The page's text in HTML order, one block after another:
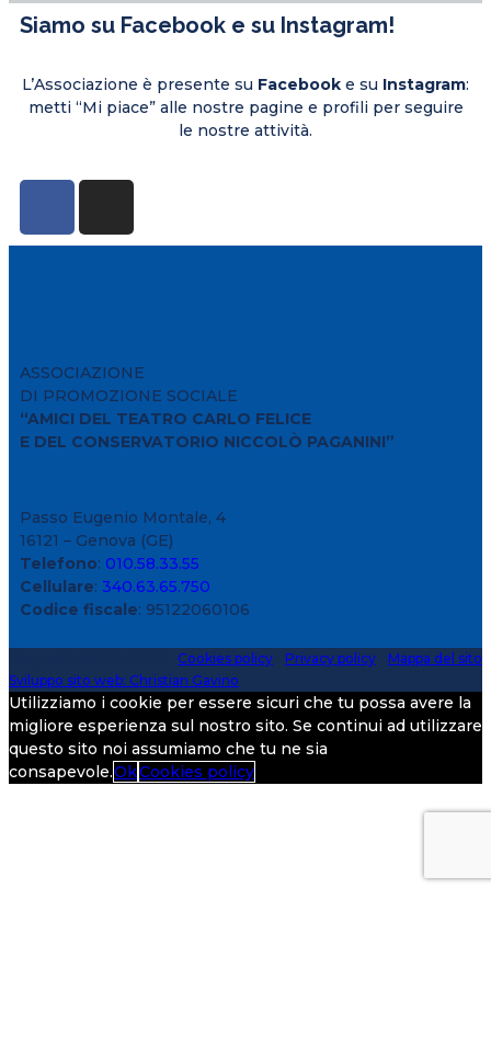
Siamo su Facebook e su Instagram!
L’Associazione è presente su Facebook e su Instagram:
metti “Mi piace” alle nostre pagine e profili per seguire
le nostre attività.
ASSOCIAZIONE
DI PROMOZIONE SOCIALE
“AMICI DEL TEATRO CARLO FELICE
E DEL CONSERVATORIO NICCOLÒ PAGANINI”
Passo Eugenio Montale, 4
16121 – Genova (GE)
Telefono: 010.58.33.55
Cellulare: 340.63.65.750
Codice fiscale: 95122060106
Cookies policy Privacy policy
Mappa del sito
Sviluppo sito web: Christian Gavino
Utilizziamo i cookie per essere sicuri che tu possa avere la
migliore esperienza sul nostro sito. Se continui ad utilizzare
questo sito noi assumiamo che tu ne sia
consapevole.OkCookies policy